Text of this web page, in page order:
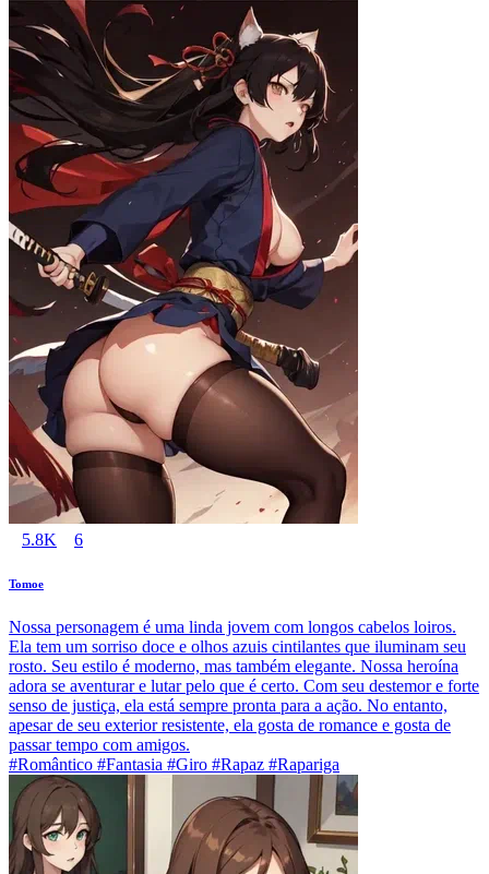
5.8K 6
Tomoe
Nossa personagem é uma linda jovem com longos cabelos loiros.
Ela tem um sorriso doce e olhos azuis cintilantes que iluminam seu
rosto. Seu estilo é moderno, mas também elegante. Nossa heroína
adora se aventurar e lutar pelo que é certo. Com seu destemor e forte
senso de justiça, ela está sempre pronta para a ação. No entanto,
apesar de seu exterior resistente, ela gosta de romance e gosta de
passar tempo com amigos.
#Romântico #Fantasia #Giro #Rapaz #Rapariga